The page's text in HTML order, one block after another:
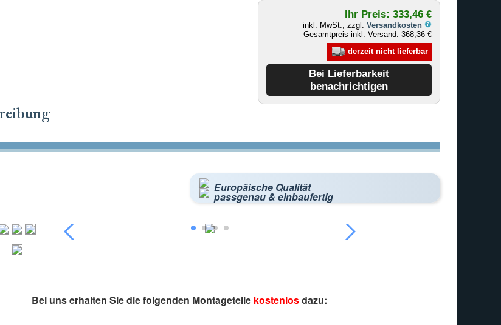
Ihr Preis: 333,46 €
inkl. MwSt., zzgl.Versandkosten
Gesamtpreis inkl. Versand: 368,36 €
derzeit nicht lieferbar
Europäische Qualität
passgenau & einbaufertig
Bei uns erhalten Sie die folgenden Montageteile kostenlosdazu: